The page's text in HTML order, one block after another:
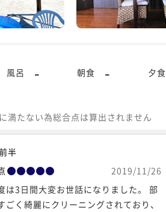
風呂 - 朝食 - 夕食
満たない為総合点は算出されません
半
2019/11/26
は3日間大変お世話になりました。 部
ごく綺麗にクリーニングされており、